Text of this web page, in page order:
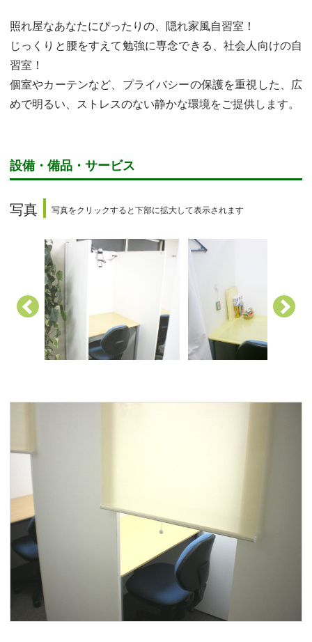
照れ屋なあなたにぴったりの、隠れ家風自習室！
じっくりと腰をすえて勉強に専念できる、社会人向けの自
習室！
個室やカーテンなど、プライバシーの保護を重視した、広
めで明るい、ストレスのない静かな環境をご提供します。
設備・備品・サービス
写真